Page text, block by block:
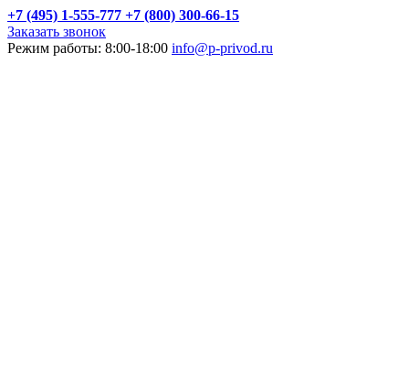
+7 (495) 1-555-777 +7 (800) 300-66-15
Заказать звонок
Режим работы: 8:00-18:00 info@p-privod.ru